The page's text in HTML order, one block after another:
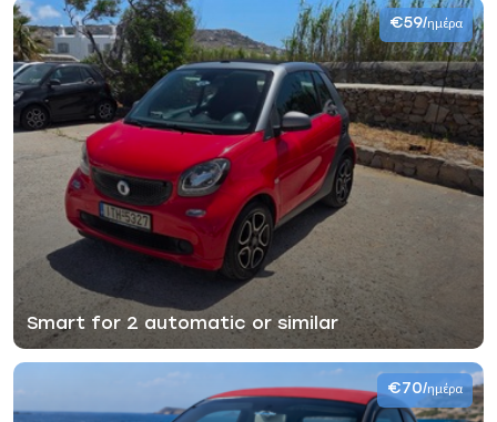
Smart for 2 automatic or similar
€59/ημέρα
€70/ημέρα